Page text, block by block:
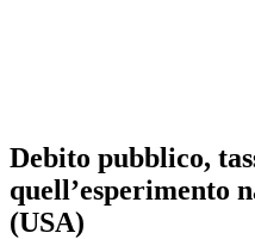
Debito pubblico,
quell’esperimento
(USA)